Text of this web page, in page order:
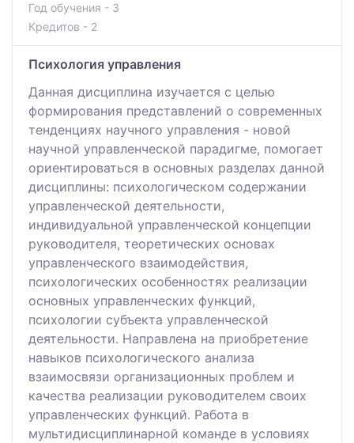
Год обучения - 3
Кредитов - 2
Психология управления
Данная дисциплина изучается с целью
формирования представлений о современных
тенденциях научного управления - новой
научной управленческой парадигме, помогает
ориентироваться в основных разделах данной
дисциплины: психологическом содержании
управленческой деятельности,
индивидуальной управленческой концепции
руководителя, теоретических основах
управленческого взаимодействия,
психологических особенностях реализации
основных управленческих функций,
психологии субъекта управленческой
деятельности. Направлена на приобретение
навыков психологического анализа
взаимосвязи организационных проблем и
качества реализации руководителем своих
управленческих функций. Работа в
мультидисциплинарной команде в условиях